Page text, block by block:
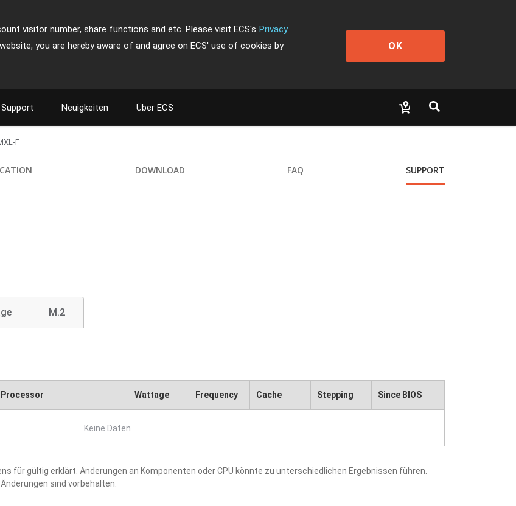
visitor number, share functions and etc. Please visit ECS's Privacy
you are hereby aware of and agree on ECS' use of cookies by
OK
Support Neuigkeiten Über ECS
F
DOWNLOAD FAQ SUPPORT
M.2
Processor Wattage Frequency Cache Stepping Since BIOS
Keine Daten
für gültig erklärt. Änderungen an Komponenten oder CPU könnte zu unterschiedlichen Ergebnissen führen.
sind vorbehalten.